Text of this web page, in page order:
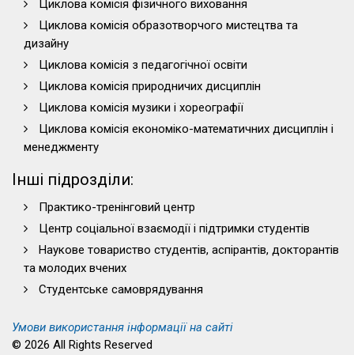
Циклова комісія фізичного виховання
Циклова комісія образотворчого мистецтва та
дизайну
Циклова комісія з педагогічної освіти
Циклова комісія природничих дисциплін
Циклова комісія музики і хореографії
Циклова комісія економіко-математичних дисциплін і
менеджменту
Інші підрозділи:
Практико-тренінговий центр
Центр соціальної взаємодії і підтримки студентів
Наукове товариство студентів, аспірантів, докторантів
та молодих вчених
Студентське самоврядування
Умови використання інформації на сайті
© 2026 All Rights Reserved